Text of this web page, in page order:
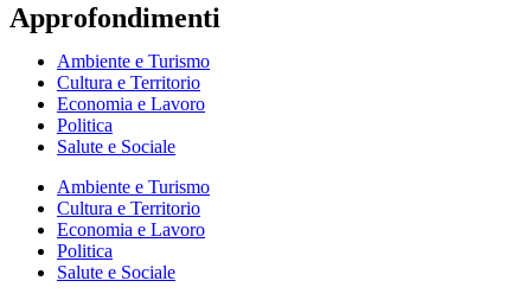
Approfondimenti
Ambiente e Turismo
Cultura e Territorio
Economia e Lavoro
Politica
Salute e Sociale
Ambiente e Turismo
Cultura e Territorio
Economia e Lavoro
Politica
Salute e Sociale